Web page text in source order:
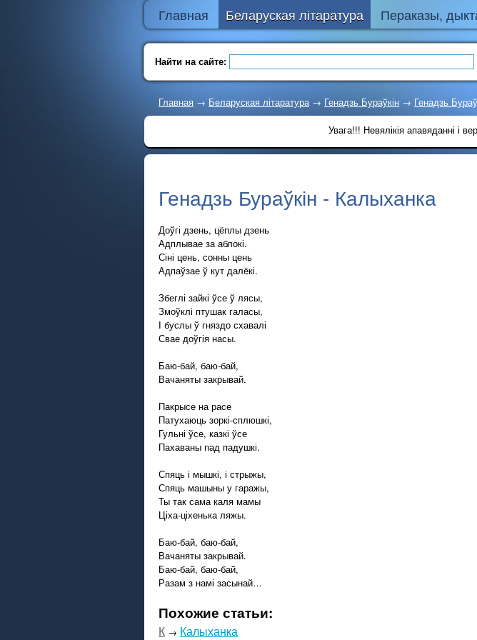
Главная Беларуская літаратура Пераказы,
Найти на сайте:
Главная → Беларуская літаратура→ Генадзь Бураўкін → Генадзь
Увага!!! Невялікія апавяданні і
Генадзь Бураўкін - Калыханка
Доўгі дзень, цёплы дзень
Адплывае за аблокі.
Сіні цень, сонны цень
Адпаўзае ў кут далёкі.
Збеглі зайкі ўсе ў лясы,
Змоўклі птушак галасы,
І буслы ў гняздо схавалі
Свае доўгія насы.
Баю-бай, баю-бай,
Вачаняты закрывай.
Пакрысе на расе
Патухаюць зоркі-сплюшкі,
Гульні ўсе, казкі ўсе
Пахаваны пад падушкі.
Спяць і мышкі, і стрыжы,
Спяць машыны у гаражы,
Ты так сама каля мамы
Ціха-ціхенька ляжы.
Баю-бай, баю-бай,
Вачаняты закрывай.
Баю-бай, баю-бай,
Разам з намі засынай…
Похожие статьи:
К → Калыханка